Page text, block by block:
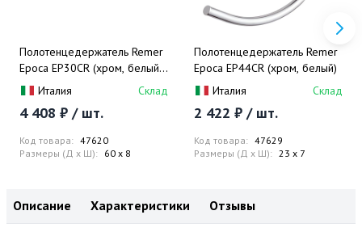
Полотенцедержатель Remer
Epoca EP30CR (хром, белый),
60 смИталия Склад
4 408 ₽ / шт.
Код товара: 47620
Размеры (Д x Ш): 60 x 8
Полотенцедержатель Remer
Epoca EP44CR (хром, белый)
Италия
Склад
2 422 ₽ / шт.
Код товара: 47629
Размеры (Д x Ш): 23 x 7
Описание Характеристики Отзывы